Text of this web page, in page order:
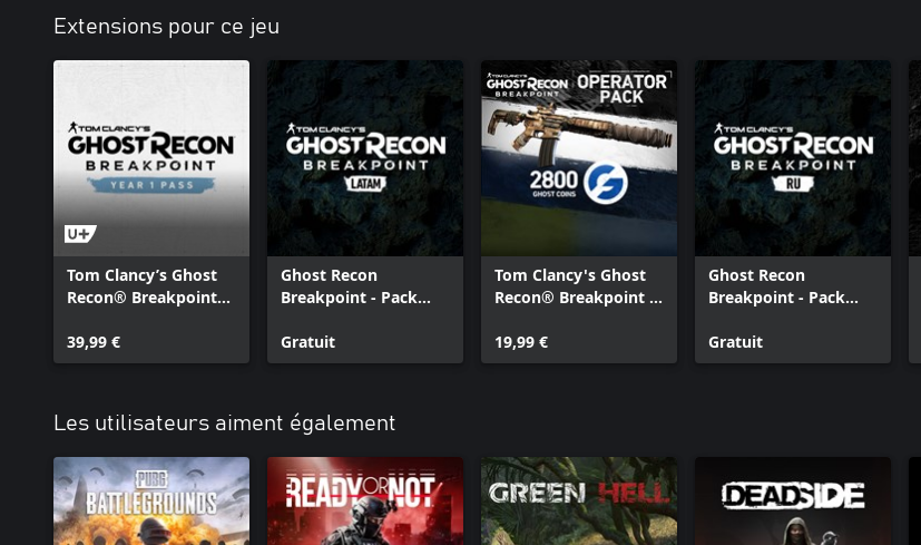
Extensions pour ce jeu
Tom Clancy’s Ghost
Recon® Breakpoint
39,99 €
Ghost Recon
Breakpoint - Pack
Gratuit
Tom Clancy's Ghost
Recon® Breakpoint :
19,99 €
Ghost Recon
Breakpoint - Pack
Gratuit
Les utilisateurs aiment également